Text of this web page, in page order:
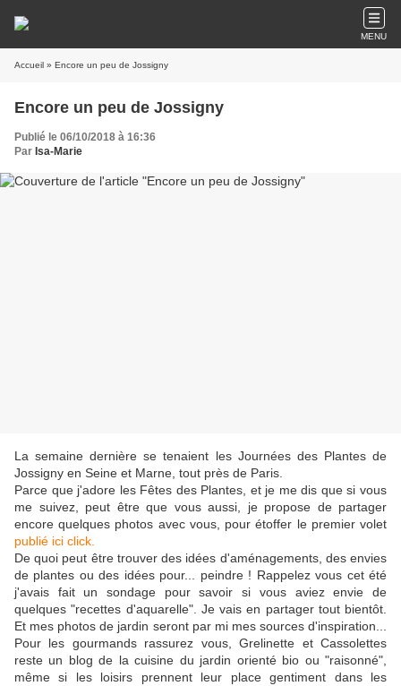
MENU
Accueil » Encore un peu de Jossigny
Encore un peu de Jossigny
Publié le 06/10/2018 à 16:36
Par Isa-Marie
La semaine dernière se tenaient les Journées des Plantes de
Jossigny en Seine et Marne, tout près de Paris.
Parce que j'adore les Fêtes des Plantes, et je me dis que si vous
me suivez, peut être que vous aussi, je propose de partager
encore quelques photos avec vous, pour étoffer le premier volet
publié ici click.
De quoi peut être trouver des idées d'aménagements, des envies
de plantes ou des idées pour... peindre ! Rappelez vous cet été
j'avais fait un sondage pour savoir si vous aviez envie de
quelques "recettes d'aquarelle". Je vais en partager tout bientôt.
Et mes photos de jardin seront par mi mes sources d'inspiration...
Pour les gourmands rassurez vous, Grelinette et Cassolettes
reste un blog de la cuisine du jardin orienté bio ou "raisonné",
même si les loisirs prennent leur place gentiment dans les